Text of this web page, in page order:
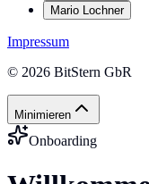
Mario Lochner
Impressum
© 2026 BitStern GbR
Minimieren
Onboarding